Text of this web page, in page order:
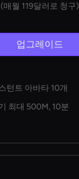
(매월 119달러로 청구)
업그레이드
턴트 아바타 10개
최대 500M, 10분